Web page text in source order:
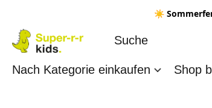
☀️
Nach Kategorie einkaufen Shop